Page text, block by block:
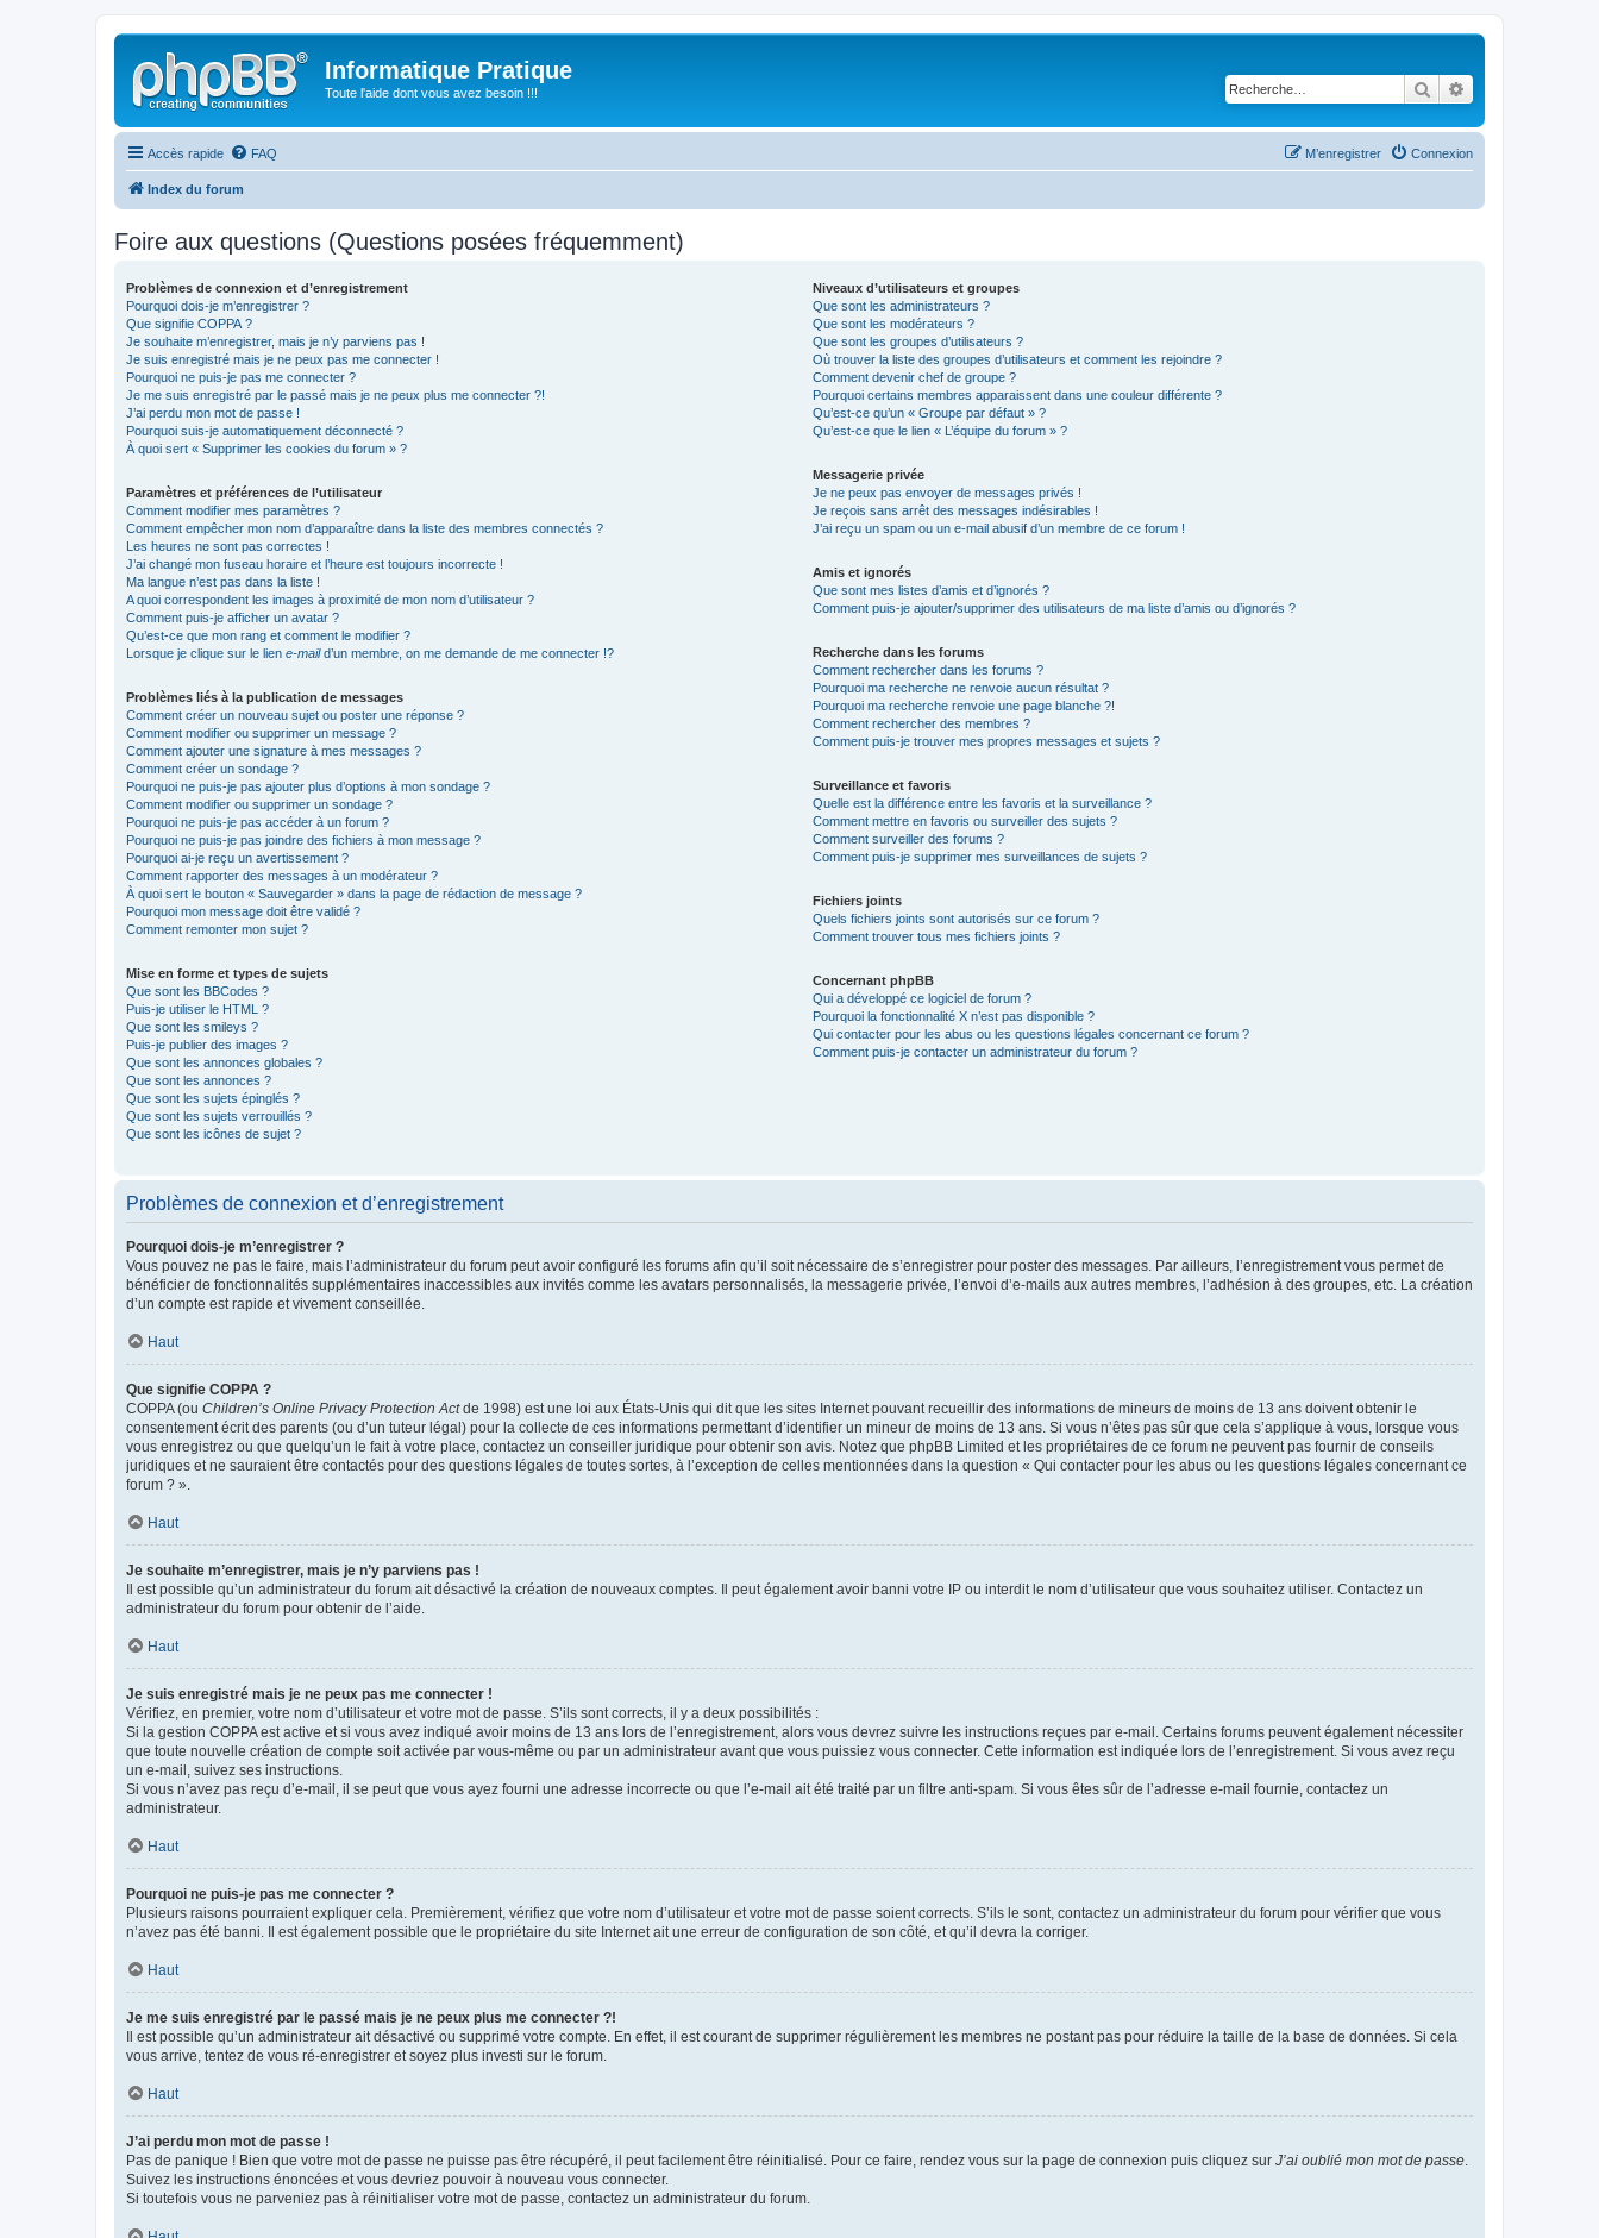
Informatique Pratique
Toute l'aide dont vous avez besoin !!! Rechercher
Accès rapide FAQ Connexion
M’enregistrer
Index du forum
Foire aux questions (Questions posées fréquemment)
Problèmes de connexion et d’enregistrement
Pourquoi dois-je m’enregistrer ?
Que signifie COPPA ?
Je souhaite m’enregistrer, mais je n’y parviens pas !
Je suis enregistré mais je ne peux pas me connecter !
Pourquoi ne puis-je pas me connecter ?
Je me suis enregistré par le passé mais je ne peux plus me connecter ?!
J’ai perdu mon mot de passe !
Pourquoi suis-je automatiquement déconnecté ?
À quoi sert « Supprimer les cookies du forum » ?
Paramètres et préférences de l’utilisateur
Comment modifier mes paramètres ?
Comment empêcher mon nom d’apparaître dans la liste des membres connectés ?
Les heures ne sont pas correctes !
J’ai changé mon fuseau horaire et l’heure est toujours incorrecte !
Ma langue n’est pas dans la liste !
A quoi correspondent les images à proximité de mon nom d’utilisateur ?
Comment puis-je afficher un avatar ?
Qu’est-ce que mon rang et comment le modifier ?
Lorsque je clique sur le lien e-maild’un membre, on me demande de me connecter !?
Problèmes liés à la publication de messages
Comment créer un nouveau sujet ou poster une réponse ?
Comment modifier ou supprimer un message ?
Comment ajouter une signature à mes messages ?
Comment créer un sondage ?
Pourquoi ne puis-je pas ajouter plus d’options à mon sondage ?
Comment modifier ou supprimer un sondage ?
Pourquoi ne puis-je pas accéder à un forum ?
Pourquoi ne puis-je pas joindre des fichiers à mon message ?
Pourquoi ai-je reçu un avertissement ?
Comment rapporter des messages à un modérateur ?
À quoi sert le bouton « Sauvegarder » dans la page de rédaction de message ?
Pourquoi mon message doit être validé ?
Comment remonter mon sujet ?
Mise en forme et types de sujets
Que sont les BBCodes ?
Puis-je utiliser le HTML ?
Que sont les smileys ?
Puis-je publier des images ?
Que sont les annonces globales ?
Que sont les annonces ?
Que sont les sujets épinglés ?
Que sont les sujets verrouillés ?
Que sont les icônes de sujet ?
Niveaux d’utilisateurs et groupes
Que sont les administrateurs ?
Que sont les modérateurs ?
Que sont les groupes d’utilisateurs ?
Où trouver la liste des groupes d’utilisateurs et comment les rejoindre ?
Comment devenir chef de groupe ?
Pourquoi certains membres apparaissent dans une couleur différente ?
Qu’est-ce qu’un « Groupe par défaut » ?
Qu’est-ce que le lien « L’équipe du forum » ?
Messagerie privée
Je ne peux pas envoyer de messages privés !
Je reçois sans arrêt des messages indésirables !
J’ai reçu un spam ou un e-mail abusif d’un membre de ce forum !
Amis et ignorés
Que sont mes listes d’amis et d’ignorés ?
Comment puis-je ajouter/supprimer des utilisateurs de ma liste d’amis ou d’ignorés ?
Recherche dans les forums
Comment rechercher dans les forums ?
Pourquoi ma recherche ne renvoie aucun résultat ?
Pourquoi ma recherche renvoie une page blanche ?!
Comment rechercher des membres ?
Comment puis-je trouver mes propres messages et sujets ?
Surveillance et favoris
Quelle est la différence entre les favoris et la surveillance ?
Comment mettre en favoris ou surveiller des sujets ?
Comment surveiller des forums ?
Comment puis-je supprimer mes surveillances de sujets ?
Fichiers joints
Quels fichiers joints sont autorisés sur ce forum ?
Comment trouver tous mes fichiers joints ?
Concernant phpBB
Qui a développé ce logiciel de forum ?
Pourquoi la fonctionnalité X n’est pas disponible ?
Qui contacter pour les abus ou les questions légales concernant ce forum ?
Comment puis-je contacter un administrateur du forum ?
Problèmes de connexion et d’enregistrement
Pourquoi dois-je m’enregistrer ?
Vous pouvez ne pas le faire, mais l’administrateur du forum peut avoir configuré les forums afin qu’il soit nécessaire de s’enregistrer pour poster des messages. Par ailleurs, l’enregistrement vous permet de
bénéficier de fonctionnalités supplémentaires inaccessibles aux invités comme les avatars personnalisés, la messagerie privée, l’envoi d’e-mails aux autres membres, l’adhésion à des groupes, etc. La création
d’un compte est rapide et vivement conseillée.
Haut
Que signifie COPPA ?
COPPA (ou Children’s Online Privacy Protection Actde 1998) est une loi aux États-Unis qui dit que les sites Internet pouvant recueillir des informations de mineurs de moins de 13 ans doivent obtenir le
consentement écrit des parents (ou d’un tuteur légal) pour la collecte de ces informations permettant d’identifier un mineur de moins de 13 ans. Si vous n’êtes pas sûr que cela s’applique à vous, lorsque vous
vous enregistrez ou que quelqu’un le fait à votre place, contactez un conseiller juridique pour obtenir son avis. Notez que phpBB Limited et les propriétaires de ce forum ne peuvent pas fournir de conseils
juridiques et ne sauraient être contactés pour des questions légales de toutes sortes, à l’exception de celles mentionnées dans la question « Qui contacter pour les abus ou les questions légales concernant ce
forum ? ».
Haut
Je souhaite m’enregistrer, mais je n’y parviens pas !
Il est possible qu’un administrateur du forum ait désactivé la création de nouveaux comptes. Il peut également avoir banni votre IP ou interdit le nom d’utilisateur que vous souhaitez utiliser. Contactez un
administrateur du forum pour obtenir de l’aide.
Haut
Je suis enregistré mais je ne peux pas me connecter !
Vérifiez, en premier, votre nom d’utilisateur et votre mot de passe. S’ils sont corrects, il y a deux possibilités :
Si la gestion COPPA est active et si vous avez indiqué avoir moins de 13 ans lors de l’enregistrement, alors vous devrez suivre les instructions reçues par e-mail. Certains forums peuvent également nécessiter
que toute nouvelle création de compte soit activée par vous-même ou par un administrateur avant que vous puissiez vous connecter. Cette information est indiquée lors de l’enregistrement. Si vous avez reçu
un e-mail, suivez ses instructions.
Si vous n’avez pas reçu d’e-mail, il se peut que vous ayez fourni une adresse incorrecte ou que l’e-mail ait été traité par un filtre anti-spam. Si vous êtes sûr de l’adresse e-mail fournie, contactez un
administrateur.
Haut
Pourquoi ne puis-je pas me connecter ?
Plusieurs raisons pourraient expliquer cela. Premièrement, vérifiez que votre nom d’utilisateur et votre mot de passe soient corrects. S’ils le sont, contactez un administrateur du forum pour vérifier que vous
n’avez pas été banni. Il est également possible que le propriétaire du site Internet ait une erreur de configuration de son côté, et qu’il devra la corriger.
Haut
Je me suis enregistré par le passé mais je ne peux plus me connecter ?!
Il est possible qu’un administrateur ait désactivé ou supprimé votre compte. En effet, il est courant de supprimer régulièrement les membres ne postant pas pour réduire la taille de la base de données. Si cela
vous arrive, tentez de vous ré-enregistrer et soyez plus investi sur le forum.
Haut
J’ai perdu mon mot de passe !
Pas de panique ! Bien que votre mot de passe ne puisse pas être récupéré, il peut facilement être réinitialisé. Pour ce faire, rendez vous sur la page de connexion puis cliquez sur J’ai oublié mon mot de passe
Suivez les instructions énoncées et vous devriez pouvoir à nouveau vous connecter.
Si toutefois vous ne parveniez pas à réinitialiser votre mot de passe, contactez un administrateur du forum.